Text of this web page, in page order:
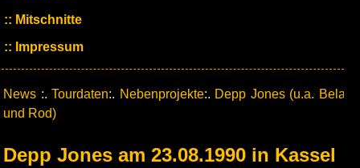
Mitschnitte
Impressum
News :.Tourdaten:. Nebenprojekte:. Depp Jones (u.a. Bela
und Rod)
Depp Jones am 23.08.1990 in Kassel